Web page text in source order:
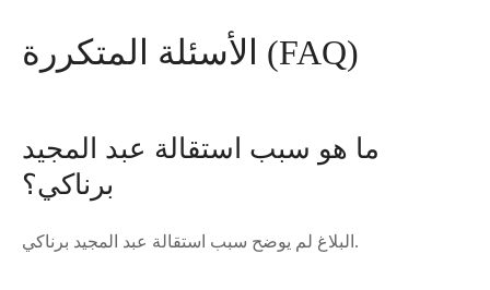
الأسئلة المتكررة (FAQ)
ما هو سبب استقالة عبد المجيد
برناكي؟
البلاغ لم يوضح سبب استقالة عبد المجيد برناكي.